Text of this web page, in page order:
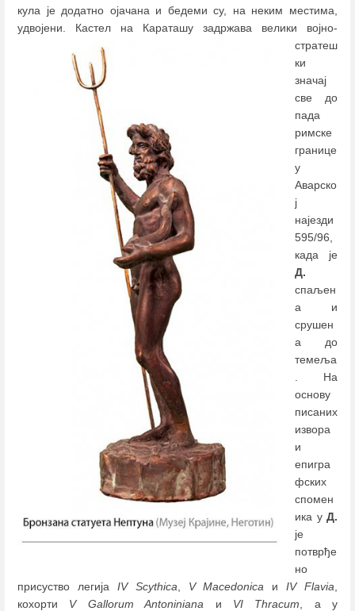
кула је додатно ојачана и бедеми су, на неким местима,
удвојени. Кастел на Караташу задржава велики војно-
стратеш
ки
значај
све до
пада
римске
границе
у
Аварско
ј
најезди
595/96,
када је
Д.
спаљен
а и
срушен
а до
темеља
. На
основу
писаних
извора
и
епигра
фских
спомен
ика у Д.
је
потврђе
но
присуство легија IV Scythica V Macedonica иIV Flavia
кохорти V Gallorum Antoniniana и VI Thracum , а у